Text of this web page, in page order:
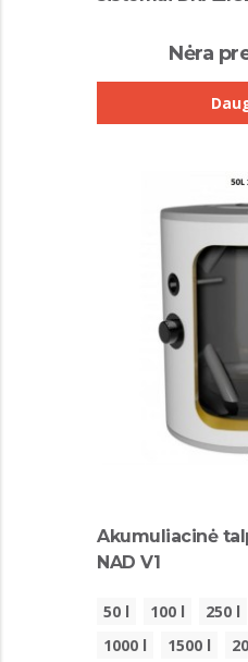
Nėra
Akumuliacinė
NAD V1
50 l 100 l 250 l
1000 l
1500 l